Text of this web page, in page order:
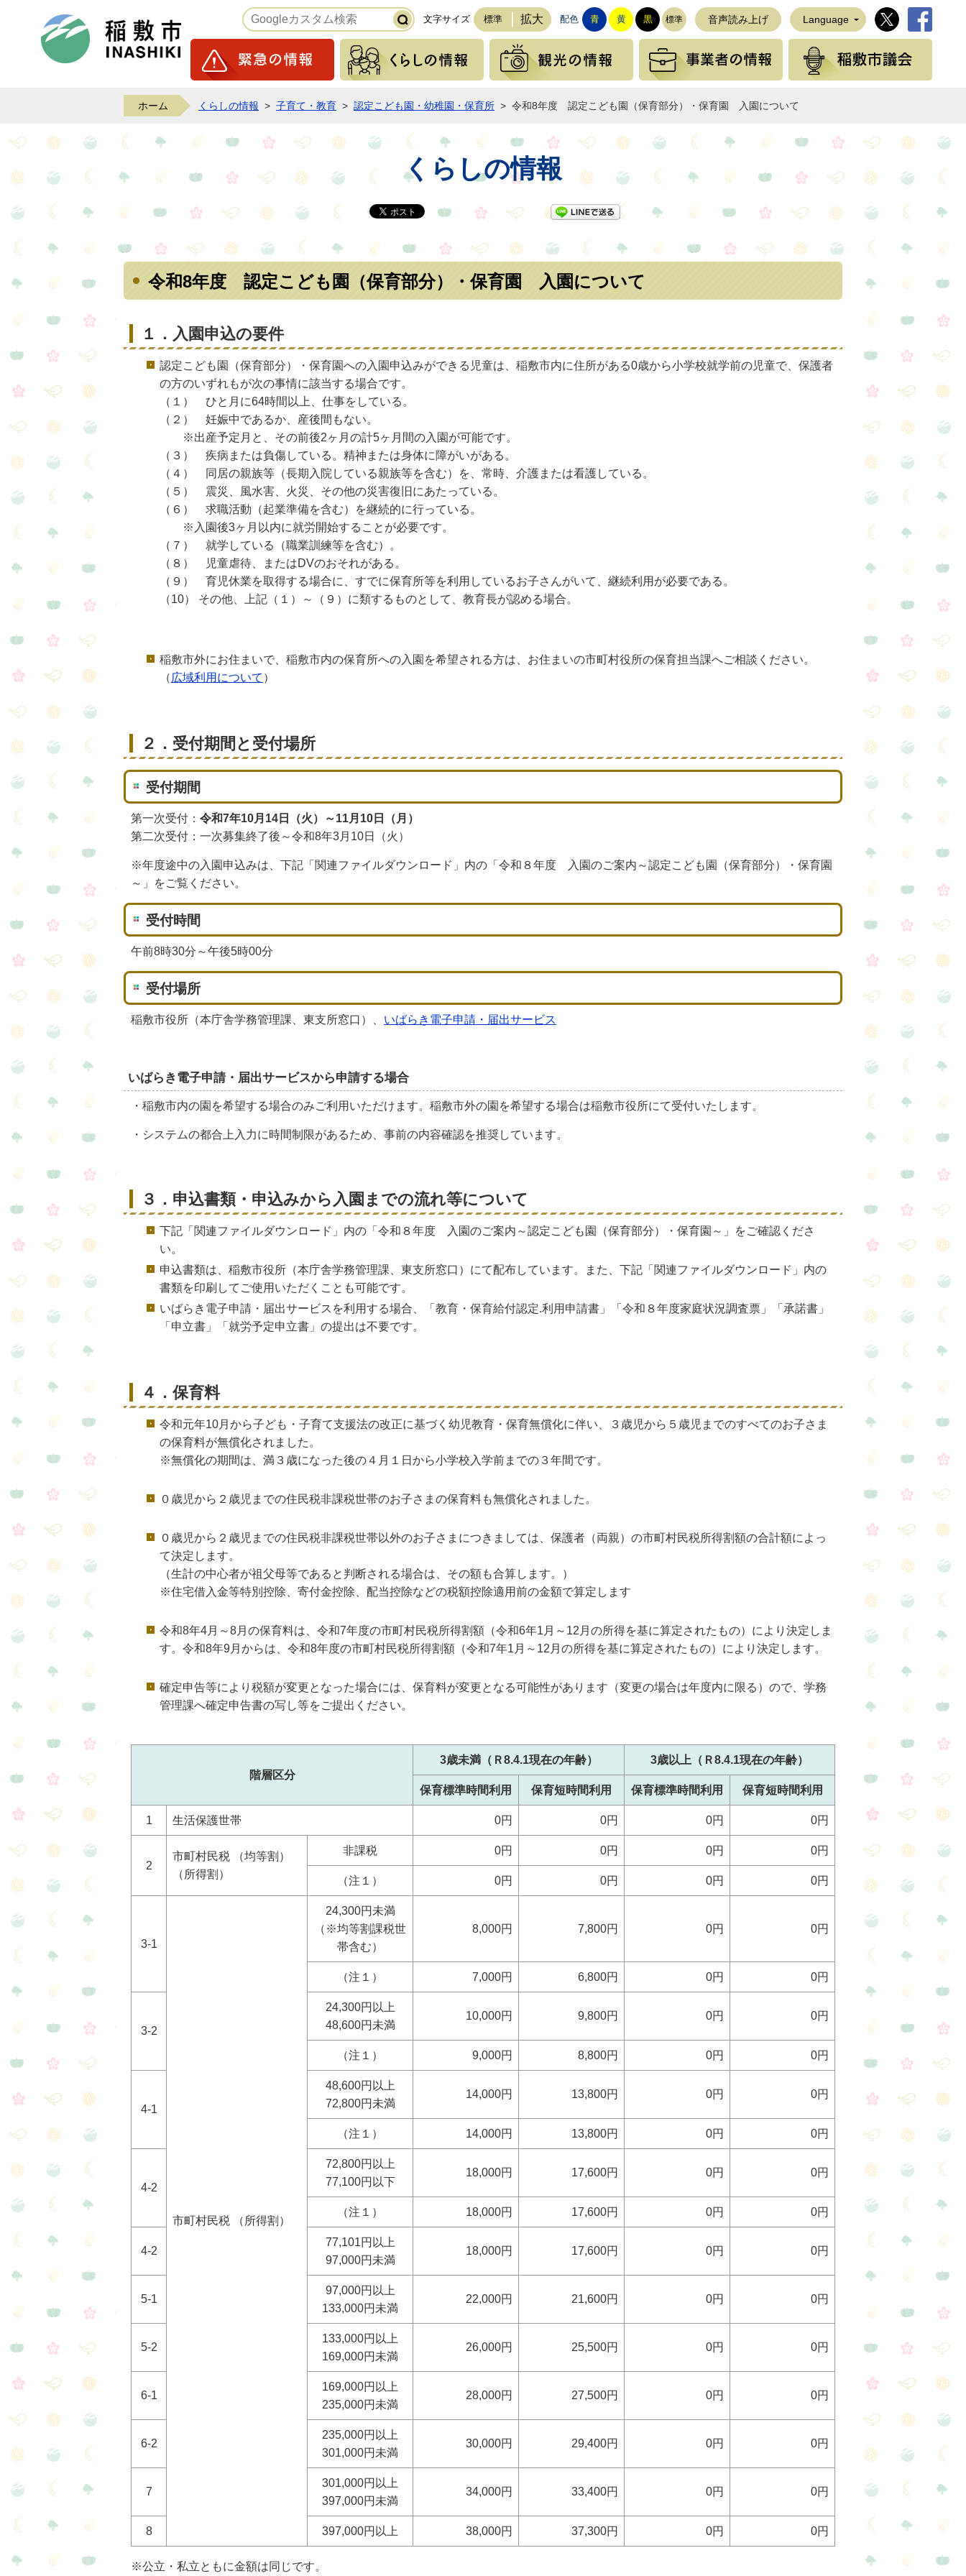
稲敷市ホームページ 文字サイズ 標準 拡大 配色 青 黄 黒 標準 音声読み上げ Language 稲敷市公式
緊急の情報 くらしの情報 観光の情報 事業者の情報
ホーム くらしの情報 > 子育て・教育 > 認定こども園・幼稚園・保育所 > 令和8年度 認定こども園（保育部分）・保育園 入園について
くらしの情報
LINEで送る
令和8年度 認定こども園（保育部分）・保育園 入園について
１．入園申込の要件
認定こども園（保育部分）・保育園への入園申込みができる児童は、稲敷市内に住所がある0歳から小学校就学前の児童で、保護者
の方のいずれもが次の事情に該当する場合です。
（１） ひと月に64時間以上、仕事をしている。
（２） 妊娠中であるか、産後間もない。
※出産予定月と、その前後2ヶ月の計5ヶ月間の入園が可能です。
（３） 疾病または負傷している。精神または身体に障がいがある。
（４） 同居の親族等（長期入院している親族等を含む）を、常時、介護または看護している。
（５） 震災、風水害、火災、その他の災害復旧にあたっている。
（６） 求職活動（起業準備を含む）を継続的に行っている。
※入園後3ヶ月以内に就労開始することが必要です。
（７） 就学している（職業訓練等を含む）。
（８） 児童虐待、またはDVのおそれがある。
（９） 育児休業を取得する場合に、すでに保育所等を利用しているお子さんがいて、継続利用が必要である。
（10） その他、上記（１）～（９）に類するものとして、教育長が認める場合。
稲敷市外にお住まいで、稲敷市内の保育所への入園を希望される方は、お住まいの市町村役所の保育担当課へご相談ください。
（ 広域利用について ）
２．受付期間と受付場所
受付期間
第一次受付： 令和7年10月14日（火）～11月10日（月）
第二次受付：一次募集終了後～令和8年3月10日（火）
※年度途中の入園申込みは、下記「関連ファイルダウンロード」内の「令和８年度 入園のご案内～認定こども園（保育部分）・保育園
～」をご覧ください。
受付時間
午前8時30分～午後5時00分
受付場所
稲敷市役所（本庁舎学務管理課、東支所窓口）、 いばらき電子申請・届出サービス
いばらき電子申請・届出サービスから申請する場合
・稲敷市内の園を希望する場合のみご利用いただけます。稲敷市外の園を希望する場合は稲敷市役所にて受付いたします。
・システムの都合上入力に時間制限があるため、事前の内容確認を推奨しています。
３．申込書類・申込みから入園までの流れ等について
下記「関連ファイルダウンロード」内の「令和８年度 入園のご案内～認定こども園（保育部分）・保育園～」をご確認くださ
い。
申込書類は、稲敷市役所（本庁舎学務管理課、東支所窓口）にて配布しています。また、下記「関連ファイルダウンロード」内の
書類を印刷してご使用いただくことも可能です。
いばらき電子申請・届出サービスを利用する場合、「教育・保育給付認定.利用申請書」「令和８年度家庭状況調査票」「承諾書」
「申立書」「就労予定申立書」の提出は不要です。
４．保育料
令和元年10月から子ども・子育て支援法の改正に基づく幼児教育・保育無償化に伴い、３歳児から５歳児までのすべてのお子さま
の保育料が無償化されました。
※無償化の期間は、満３歳になった後の４月１日から小学校入学前までの３年間です。
０歳児から２歳児までの住民税非課税世帯のお子さまの保育料も無償化されました。
０歳児から２歳児までの住民税非課税世帯以外のお子さまにつきましては、保護者（両親）の市町村民税所得割額の合計額によっ
て決定します。
（生計の中心者が祖父母等であると判断される場合は、その額も合算します。）
※住宅借入金等特別控除、寄付金控除、配当控除などの税額控除適用前の金額で算定します
令和8年4月～8月の保育料は、令和7年度の市町村民税所得割額（令和6年1月～12月の所得を基に算定されたもの）により決定しま
す。令和8年9月からは、令和8年度の市町村民税所得割額（令和7年1月～12月の所得を基に算定されたもの）により決定します。
確定申告等により税額が変更となった場合には、保育料が変更となる可能性があります（変更の場合は年度内に限る）ので、学務
管理課へ確定申告書の写し等をご提出ください。
階層区分
3歳未満（Ｒ8.4.1現在の年齢） 3歳以上（Ｒ8.4.1現在の年齢）
保育標準時間利用 保育短時間利用 保育標準時間利用 保育短時間利用
1 生活保護世帯 0円 0円 0円 0円
2
市町村民税 （均等割）
（所得割）
非課税 0円 0円 0円 0円
（注１） 0円 0円 0円 0円
3-1
市町村民税 （所得割）
24,300円未満
（※均等割課税世
帯含む）
8,000円 7,800円 0円 0円
（注１） 7,000円 6,800円 0円 0円
3-2
24,300円以上
48,600円未満
10,000円 9,800円 0円 0円
（注１） 9,000円 8,800円 0円 0円
4-1
48,600円以上
72,800円未満
14,000円 13,800円 0円 0円
（注１） 14,000円 13,800円 0円 0円
4-2
72,800円以上
77,100円以下
18,000円 17,600円 0円 0円
（注１） 18,000円 17,600円 0円 0円
4-2
77,101円以上
97,000円未満
18,000円 17,600円 0円 0円
5-1
97,000円以上
133,000円未満
22,000円 21,600円 0円 0円
5-2
133,000円以上
169,000円未満
26,000円 25,500円 0円 0円
6-1
169,000円以上
235,000円未満
28,000円 27,500円 0円 0円
6-2
235,000円以上
301,000円未満
30,000円 29,400円 0円 0円
7
301,000円以上
397,000円未満
34,000円 33,400円 0円 0円
8 397,000円以上 38,000円 37,300円 0円 0円
※公立・私立ともに金額は同じです。